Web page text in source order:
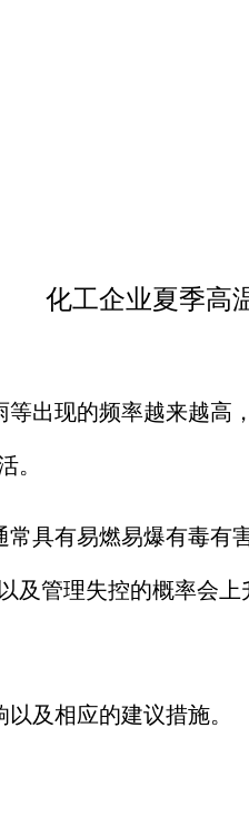
化工企业夏季高
出现的频率越来越
。
具有易燃易爆有毒
及管理失控的概率会
及相应的建议措施。